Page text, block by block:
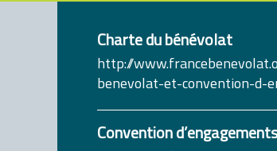
Charte du bénévolat
http://
benevolat-et-convention-d-
Convention